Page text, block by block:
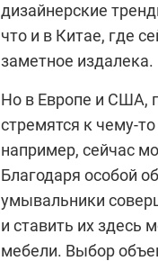
дизайнерские
что и в Китае, где
заметное издалека.
Но в Европе и США,
стремятся к чему-
например, сейчас
Благодаря особой
умывальники
и ставить их здесь
мебели. Выбор